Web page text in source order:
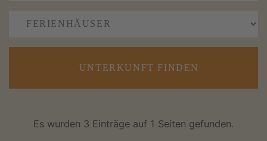
UNTERKUNFT FINDEN
Es wurden 3 Einträge auf 1 Seiten gefunden.